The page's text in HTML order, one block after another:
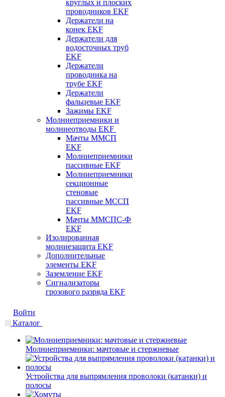
круглых и плоских
проводников EKF
Держатели на
конек EKF
Держатели для
водосточных труб
EKF
Держатели
проводника на
трубе EKF
Держатели
фальцевые EKF
Зажимы EKF
Молниеприемники и
молниеотводы EKF
Мачты ММСП
EKF
Молниеприемники
пассивные EKF
Молниеприемники
секционные
стеновые
пассивные МССП
EKF
Мачты ММСПС-Ф
EKF
Изолированная
молниезащита EKF
Дополнительные
элементы EKF
Заземление EKF
Сигнализаторы
грозового разряда EKF
Войти
Каталог
Молниеприемники: мачтовые и стержневые
Устройства для выпрямления проволоки (катанки) и
полосы